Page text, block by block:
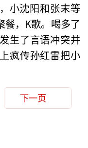
小沈阳和张末等
餐，K歌。喝多了
生了言语冲突并
疯传孙红雷把小
下一页